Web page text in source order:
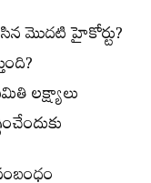
మొదటి హైకోర్టు?
లక్ష్యాలు